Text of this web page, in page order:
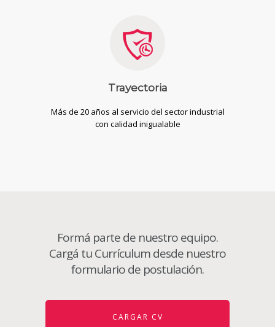
Trayectoria
Más de 20 años al servicio del sector industrial
con calidad inigualable
Formá parte de nuestro equipo.
Cargá tu Currículum desde nuestro
formulario de postulación.
CARGAR CV